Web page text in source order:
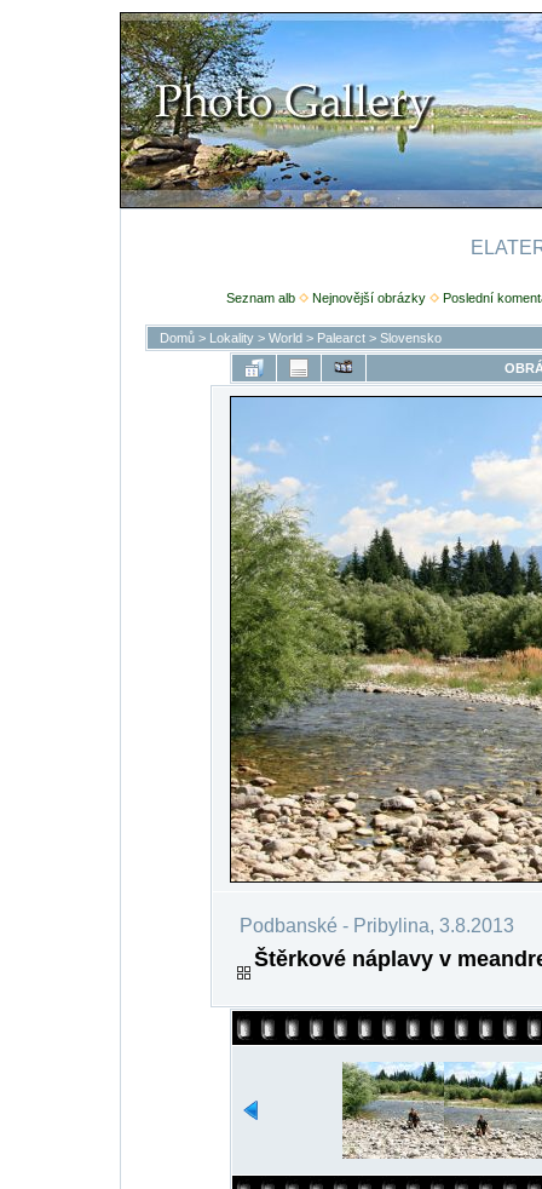
Seznam alb Nejnovější obrázky Poslední
Domů> Lokality> World> Palearct> Slovensko
Podbanské - Pribylina, 3.8.2013
Štěrkové náplavy v